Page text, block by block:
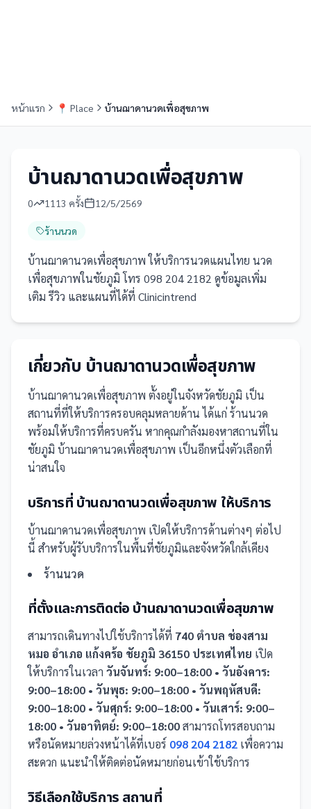
หน้าแรก 📍 Place บ้านฌาดานวดเพื่อสุขภาพ
บ้านฌาดานวดเพื่อสุขภาพ
0 1113 ครั้ง 12/5/2569
ร้านนวด
บ้านฌาดานวดเพื่อสุขภาพ ให้บริการนวดแผนไทย นวด
เพื่อสุขภาพในชัยภูมิ โทร 098 204 2182 ดูข้อมูลเพิ่ม
เติม รีวิว และแผนที่ได้ที่ Clinicintrend
เกี่ยวกับ บ้านฌาดานวดเพื่อสุขภาพ
บ้านฌาดานวดเพื่อสุขภาพ ตั้งอยู่ในจังหวัดชัยภูมิ เป็น
สถานที่ที่ให้บริการครอบคลุมหลายด้าน ได้แก่ ร้านนวด
พร้อมให้บริการที่ครบครัน หากคุณกำลังมองหาสถานที่ใน
ชัยภูมิ บ้านฌาดานวดเพื่อสุขภาพ เป็นอีกหนึ่งตัวเลือกที่
น่าสนใจ
บริการที่ บ้านฌาดานวดเพื่อสุขภาพ ให้บริการ
บ้านฌาดานวดเพื่อสุขภาพ เปิดให้บริการด้านต่างๆ ต่อไป
นี้ สำหรับผู้รับบริการในพื้นที่ชัยภูมิและจังหวัดใกล้เคียง
ร้านนวด
ที่ตั้งและการติดต่อ บ้านฌาดานวดเพื่อสุขภาพ
สามารถเดินทางไปใช้บริการได้ที่ 740 ตำบล ช่องสาม
หมอ อำเภอ แก้งคร้อ ชัยภูมิ 36150 ประเทศไทย เปิด
ให้บริการในเวลา วันจันทร์: 9:00–18:00 • วันอังคาร:
9:00–18:00 • วันพุธ: 9:00–18:00 • วันพฤหัสบดี:
9:00–18:00 • วันศุกร์: 9:00–18:00 • วันเสาร์: 9:00–
18:00 • วันอาทิตย์: 9:00–18:00สามารถโทรสอบถาม
หรือนัดหมายล่วงหน้าได้ที่เบอร์ 098 204 2182 เพื่อความ
สะดวก แนะนำให้ติดต่อนัดหมายก่อนเข้าใช้บริการ
วิธีเลือกใช้บริการ สถานที่